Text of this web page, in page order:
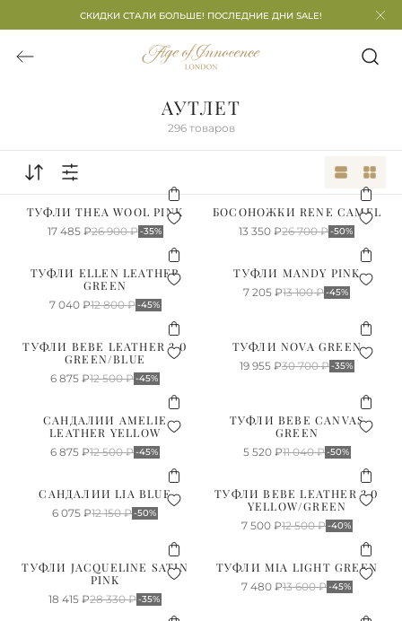
СКИДКИ СТАЛИ БОЛЬШЕ! ПОСЛЕДНИЕ ДНИ SALE!
АУТЛЕТ
296 товаров
ТУФЛИ THEA WOOL PINK
17 485 ₽26 900 ₽-35%
БОСОНОЖКИ RENE CAMEL
13 350 ₽26 700 ₽-50%
ТУФЛИ ELLEN LEATHER
GREEN
7 040 ₽12 800 ₽-45%
ТУФЛИ MANDY PINK
7 205 ₽13 100 ₽-45%
ТУФЛИ BEBE LEATHER 2.0
GREEN/BLUE
6 875 ₽12 500 ₽-45%
ТУФЛИ NOVA GREEN
19 955 ₽30 700 ₽-35%
САНДАЛИИ AMELIE
LEATHER YELLOW
6 875 ₽12 500 ₽-45%
ТУФЛИ BEBE CANVAS
GREEN
5 520 ₽11 040 ₽-50%
САНДАЛИИ LIA BLUE
6 075 ₽12 150 ₽-50%
ТУФЛИ BEBE LEATHER 2.0
YELLOW/GREEN
7 500 ₽12 500 ₽-40%
ТУФЛИ JACQUELINE SATIN
PINK
18 415 ₽28 330 ₽-35%
ТУФЛИ MIA LIGHT GREEN
7 480 ₽13 600 ₽-45%